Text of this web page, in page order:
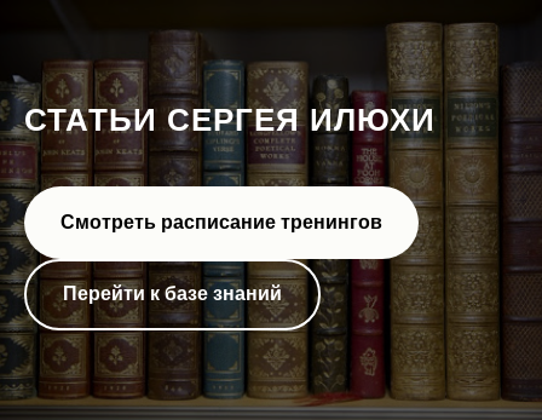
СТАТЬИ СЕРГЕЯ ИЛЮХИ
Смотреть расписание тренингов
Перейти к базе знаний